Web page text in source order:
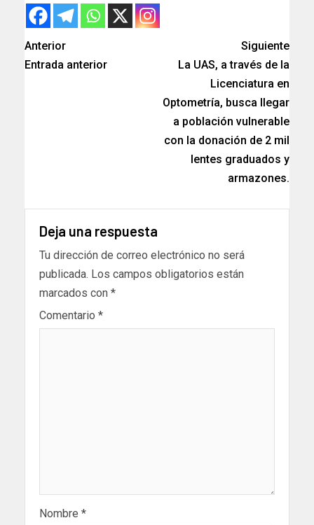
Anterior
Entrada anterior
Siguiente
La UAS, a través de la
Licenciatura en
Optometría, busca llegar
a población vulnerable
con la donación de 2 mil
lentes graduados y
armazones.
Deja una respuesta
Tu dirección de correo electrónico no será
publicada. Los campos obligatorios están
marcados con *
Comentario *
Nombre *